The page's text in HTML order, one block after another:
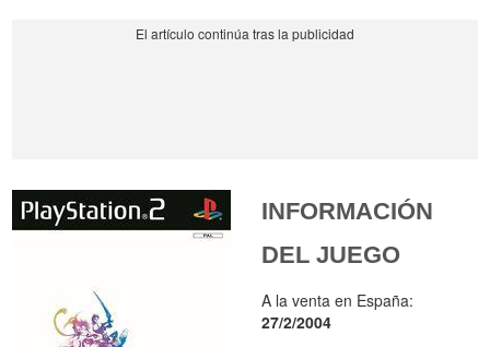
INFORMACIÓN
DEL JUEGO
A la venta en España:
27/2/2004